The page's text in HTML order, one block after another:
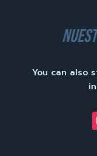
You can also